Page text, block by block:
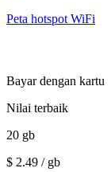
Peta hotspot WiFi
Bayar dengan kartu
Nilai terbaik
20 gb
$ 2.49 / gb